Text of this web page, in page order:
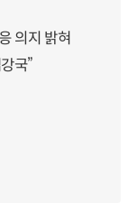
의지 밝혀
국”